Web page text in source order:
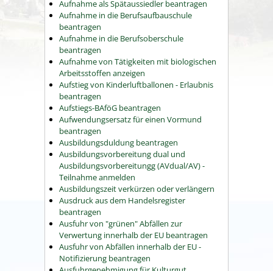
Aufnahme als Spätaussiedler beantragen
Aufnahme in die Berufsaufbauschule
beantragen
Aufnahme in die Berufsoberschule
beantragen
Aufnahme von Tätigkeiten mit biologischen
Arbeitsstoffen anzeigen
Aufstieg von Kinderluftballonen - Erlaubnis
beantragen
Aufstiegs-BAföG beantragen
Aufwendungsersatz für einen Vormund
beantragen
Ausbildungsduldung beantragen
Ausbildungsvorbereitung dual und
Ausbildungsvorbereitungg (AVdual/AV) -
Teilnahme anmelden
Ausbildungszeit verkürzen oder verlängern
Ausdruck aus dem Handelsregister
beantragen
Ausfuhr von "grünen" Abfällen zur
Verwertung innerhalb der EU beantragen
Ausfuhr von Abfällen innerhalb der EU -
Notifizierung beantragen